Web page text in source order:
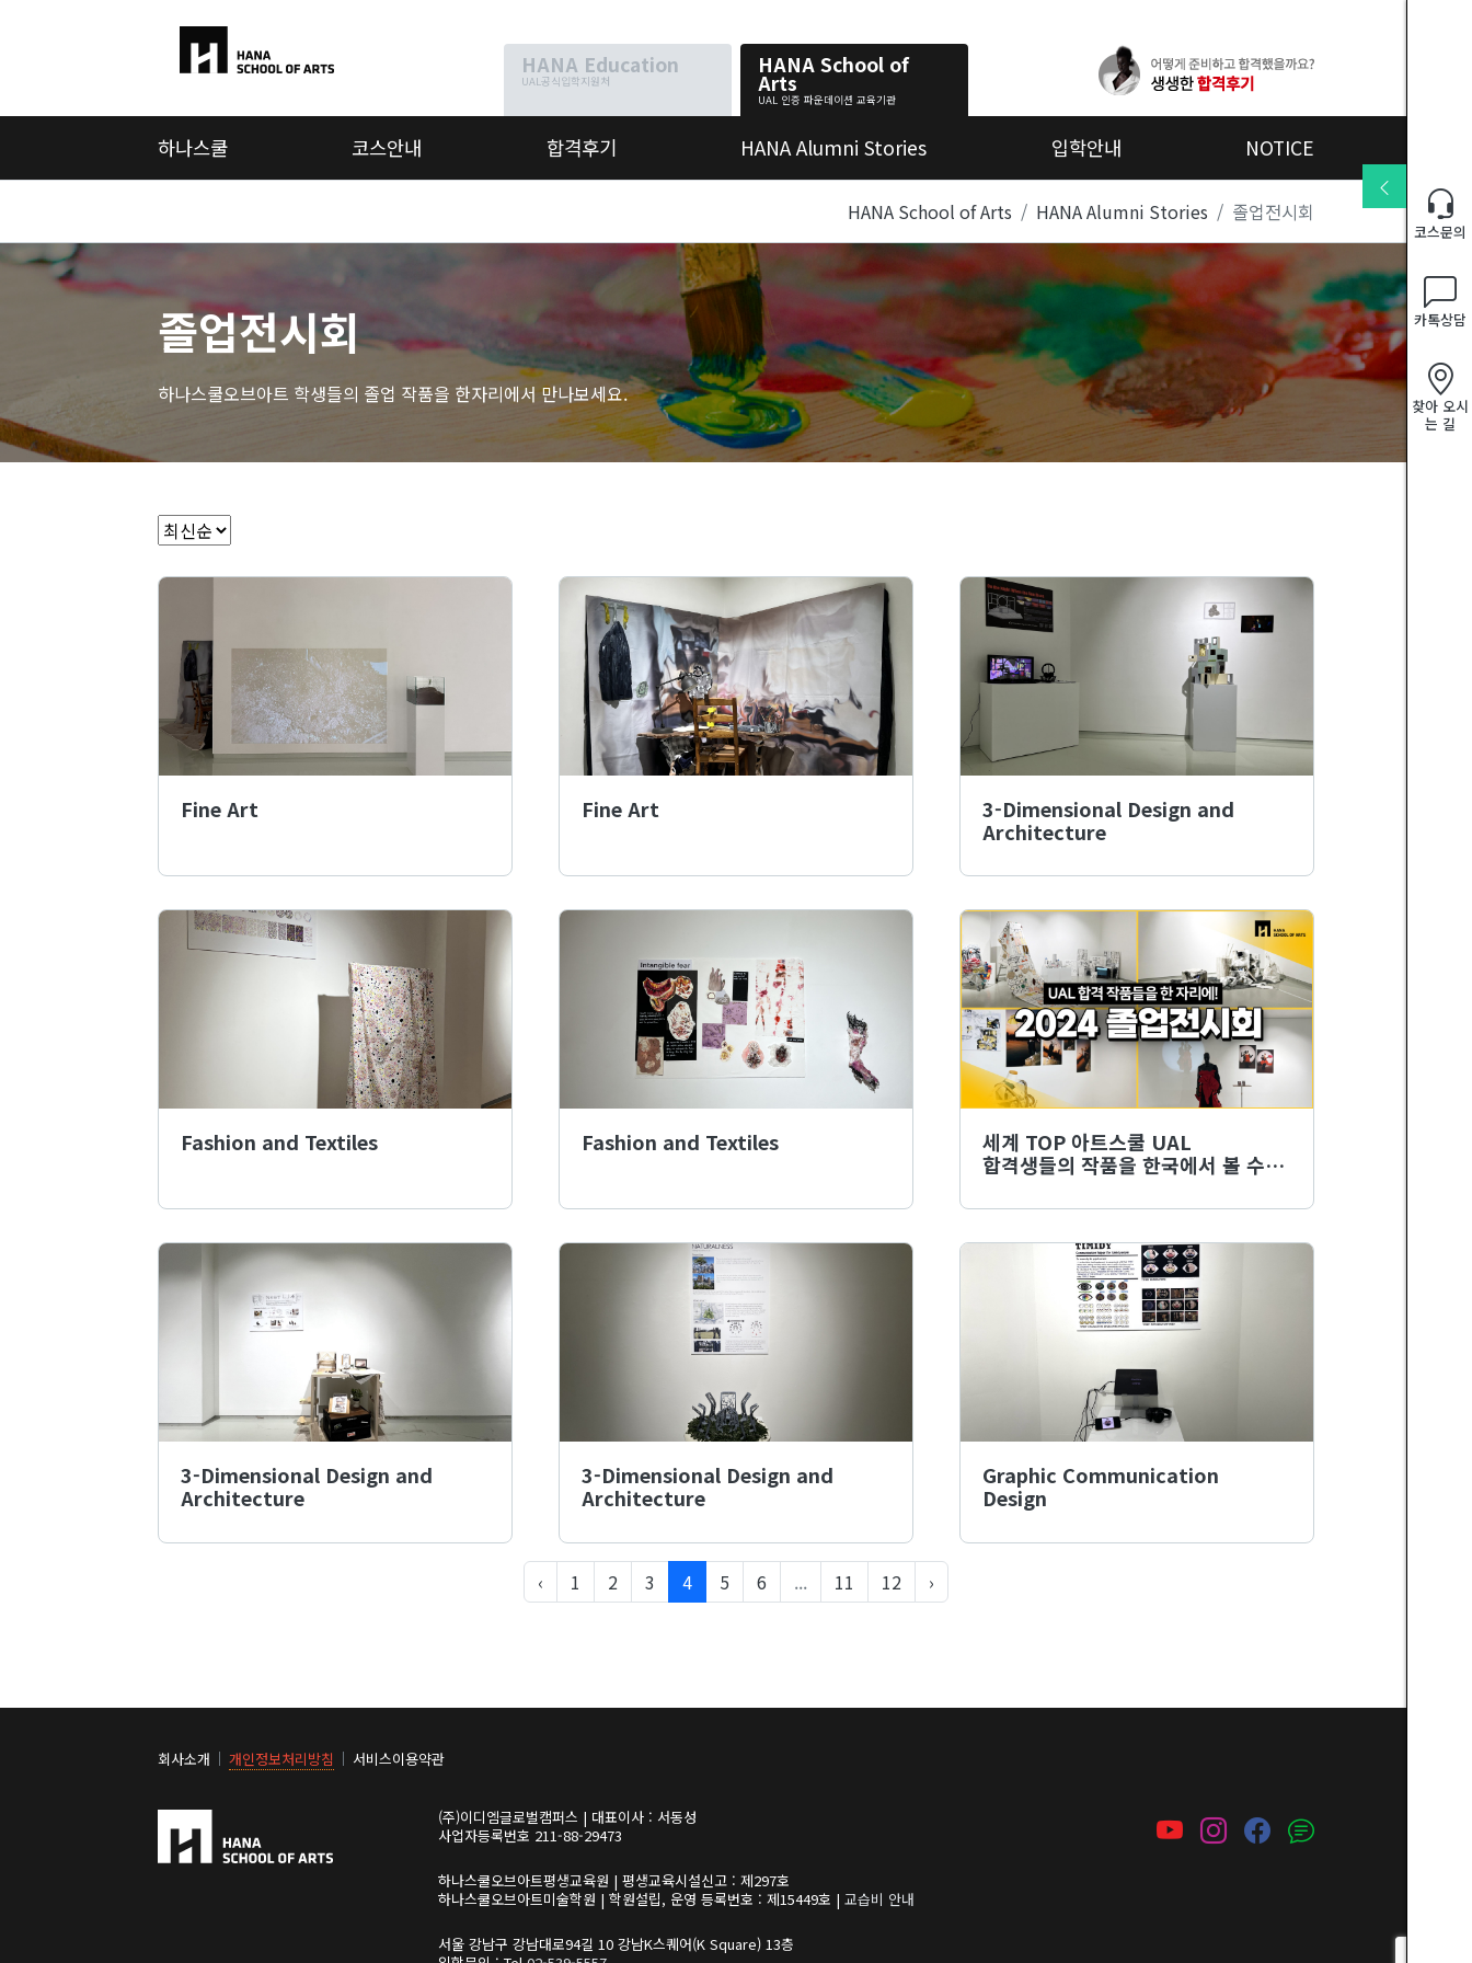
하나스쿨
HANA Education
UAL공식입학지원처
HANA School of
Arts
UAL 인증 파운데이션 교육기관
하나스쿨
하나스쿨
현지소식
찾아오시
코스안내
단독 혜
데이션
BA
Plus
주말강좌
합격후기
합격현황
HANA Alumni Stories
동문 인터뷰
입학안내
입학안내
지원서류
NOTICE
공지사
항
도
주말 강
좌 리스
트
주말 강
좌 후기
유튜브
코스문의
카톡상담
찾아 오시
는 길
HANA School of Arts HANA Alumni Stories 졸업전시회
졸업전시회
하나스쿨오브아트 학생들의 졸업 작품을 한자리에서 만나보세요.
Fine Art Fine Art
3-Dimensional Design and
Architecture
Fashion and Textiles Fashion and Textiles
세계 TOP 아트스쿨 UAL
합격생들의 작품을 한국에서 볼 수
졸업전시회
3-Dimensional Design and
Architecture
3-Dimensional Design and
Architecture
Graphic Communication
Design
‹ 1 2 3 4 5 6 ... 11 12 ›
회사소개 개인정보처리방침 서비스이용약관
(주)이디엠글로벌캠퍼스 | 대표이사 : 서동성
사업자등록번호 211-88-29473
하나스쿨오브아트평생교육원 | 평생교육시설신고 : 제297호
하나스쿨오브아트미술학원 | 학원설립, 운영 등록번호 : 제15449호 | 교습비 안내
서울 강남구 강남대로94길 10 강남K스퀘어(K Square) 13층